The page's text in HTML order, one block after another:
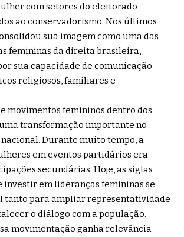
com setores do eleitorado
ao conservadorismo. Nos últimos
sua imagem como uma das
femininas da direita brasileira,
sua capacidade de comunicação
religiosos, familiares e
movimentos femininos dentro dos
transformação importante no
Durante muito tempo, a
em eventos partidários era
secundárias. Hoje, as siglas
investir em lideranças femininas se
tanto para ampliar representatividade
o diálogo com a população.
movimentação ganha relevância